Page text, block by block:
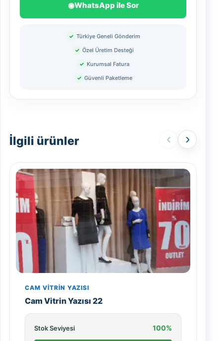
◉WhatsApp ile Sor
✓ Türkiye Geneli Gönderim
✓ Özel Üretim Desteği
✓ Kurumsal Fatura
✓ Güvenli Paketleme
İlgili ürünler ‹ ›
CAM VITRIN YAZISI
Cam Vitrin Yazısı 22
Stok Seviyesi 100%